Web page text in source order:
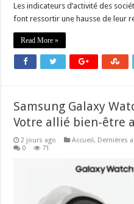
Les indicateurs d’activité des
font ressortir une hausse de leur
Read More »
Samsung Galaxy
Votre allié bien-être
2 jours ago Accueil, Dernières
0
71